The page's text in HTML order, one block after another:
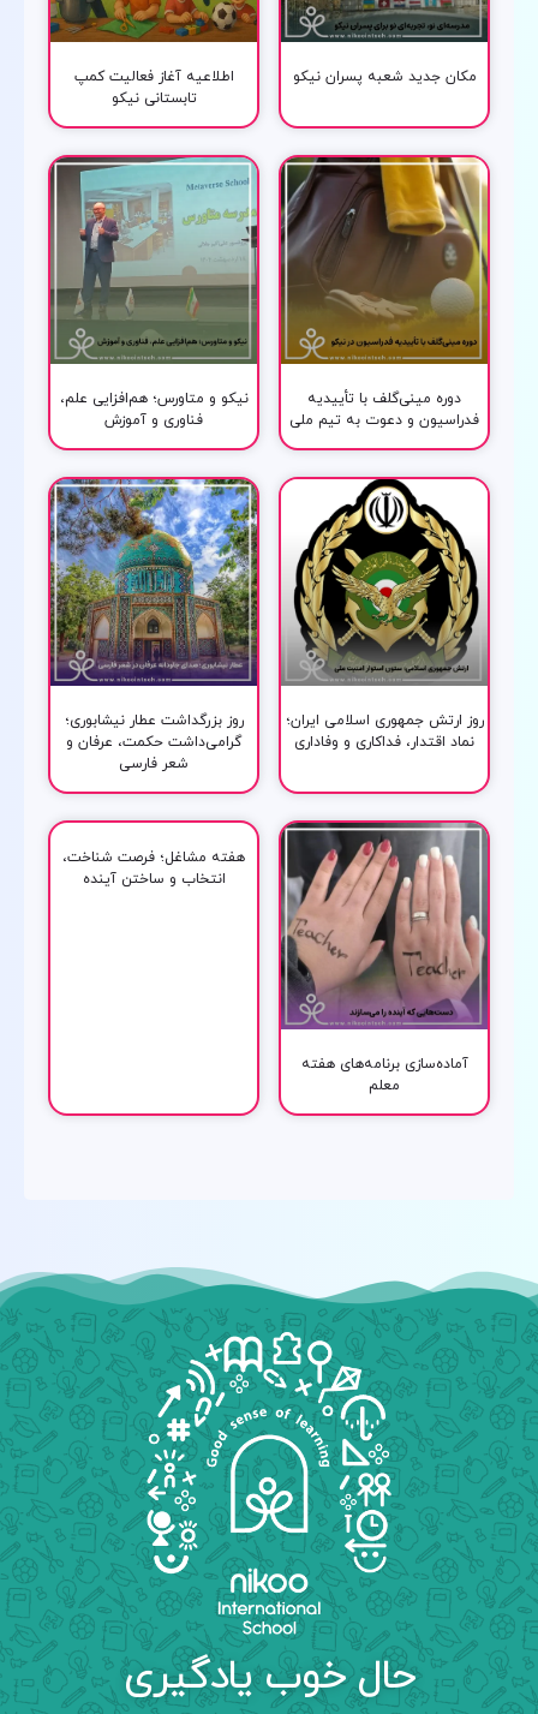
مکان جدید شعبه پسران نیکو
اطلاعیه آغاز فعالیت کمپ
تابستانی نیکو
دوره مینی‌گلف با تأییدیه
فدراسیون و دعوت به تیم ملی
نیکو و متاورس؛ هم‌افزایی علم،
فناوری و آموزش
روز ارتش جمهوری اسلامی ایران؛
نماد اقتدار، فداکاری و وفاداری
روز بزرگداشت عطار نیشابوری؛
گرامی‌داشت حکمت، عرفان و
شعر فارسی
آماده‌سازی برنامه‌های هفته
معلم
هفته مشاغل؛ فرصت شناخت،
انتخاب و ساختن آینده
حال خوب یادگیری